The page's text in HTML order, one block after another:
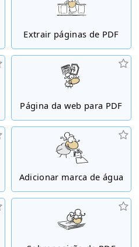
Extrair páginas de PDF
Página da web para PDF
Adicionar marca de água